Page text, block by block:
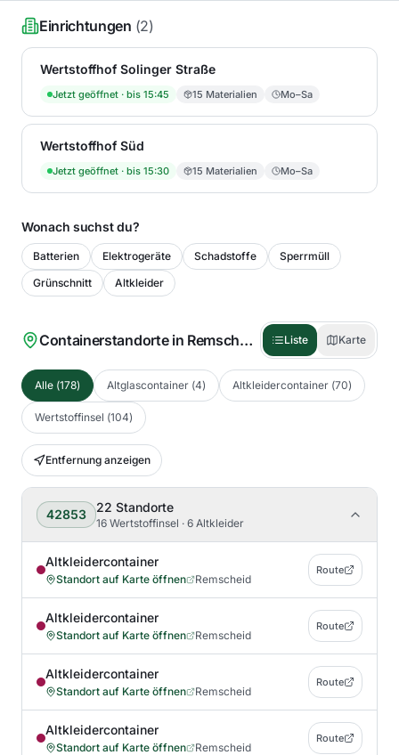
Einrichtungen (2)
Wertstoffhof Solinger Straße
Jetzt geöffnet · bis 15:45 15 Materialien Mo–Sa
Wertstoffhof Süd
Jetzt geöffnet · bis 15:30 15 Materialien Mo–Sa
Wonach suchst du?
Batterien Elektrogeräte Schadstoffe
Sperrmüll
Grünschnitt
Altkleider
Containerstandorte in Remscheid 178)
Liste Karte
Alle (178) Altglascontainer (4) Altkleidercontainer (70)
Wertstoffinsel (104)
Entfernung anzeigen
42853 22 Standorte
16 Wertstoffinsel · 6 Altkleider
Altkleidercontainer
Standort auf Karte öffnen Remscheid
Route
Altkleidercontainer
Standort auf Karte öffnen Remscheid
Route
Altkleidercontainer
Standort auf Karte öffnen Remscheid
Route
Altkleidercontainer
Standort auf Karte öffnen Remscheid
Route